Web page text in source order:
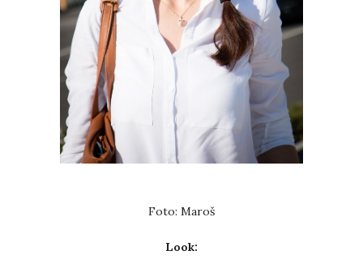
Foto: Maroš
Look: